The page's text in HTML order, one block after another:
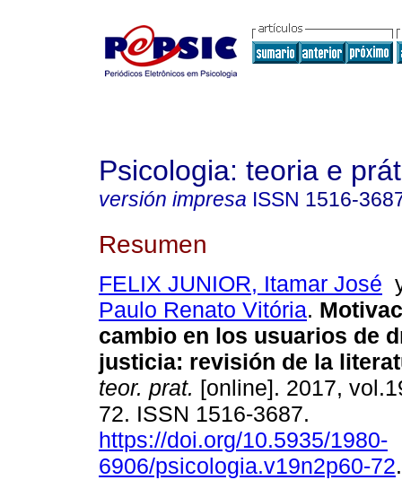
Psicologia: teoria e
versión impresa ISSN 1516-
Resumen
FELIX JUNIOR, Itamar José
Paulo Renato Vitória.
cambio en los usuarios de
justicia: revisión de la
teor. prat. [online]. 2017,
72. ISSN 1516-3687.
https://doi.org/10.5935/1980-
6906/psicologia.v19n2p60-72.